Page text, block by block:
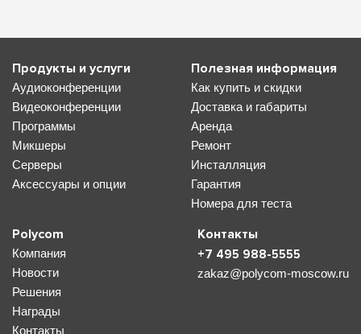
Продукты и услуги
Аудиоконференции
Видеоконференции
Программы
Микшеры
Серверы
Аксессуары и опции
Полезная информация
Как купить и скидки
Доставка и габариты
Аренда
Ремонт
Инсталляция
Гарантия
Номера для теста
Polycom
Компания
Новости
Решения
Награды
Контакты
Контакты
+7 495 988-5555
zakaz@polycom-moscow.ru